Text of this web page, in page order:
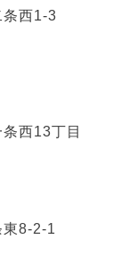
条西1-3
西13丁目
東8-2-1